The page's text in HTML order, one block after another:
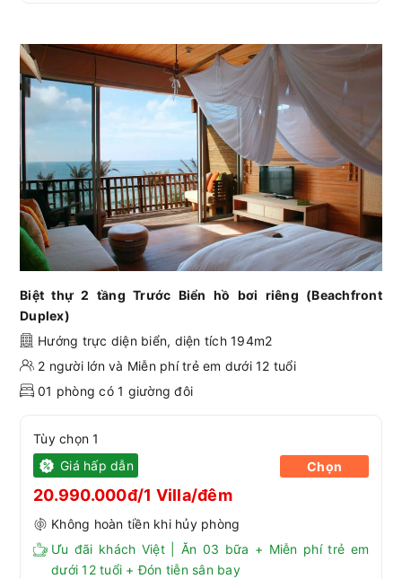
Biệt thự 2 tầng Trước Biển hồ bơi riêng (Beachfront
Duplex)
Hướng trực diện biển, diện tích 194m2
2 người lớn và Miễn phí trẻ em dưới 12 tuổi
01 phòng có 1 giường đôi
Tùy chọn 1
Giá hấp dẫn
20.990.000đ/1 Villa/đêm
Không hoàn tiền khi hủy phòng
Ưu đãi khách Việt | Ăn 03 bữa + Miễn phí trẻ em
dưới 12 tuổi + Đón tiễn sân bay
Chọn